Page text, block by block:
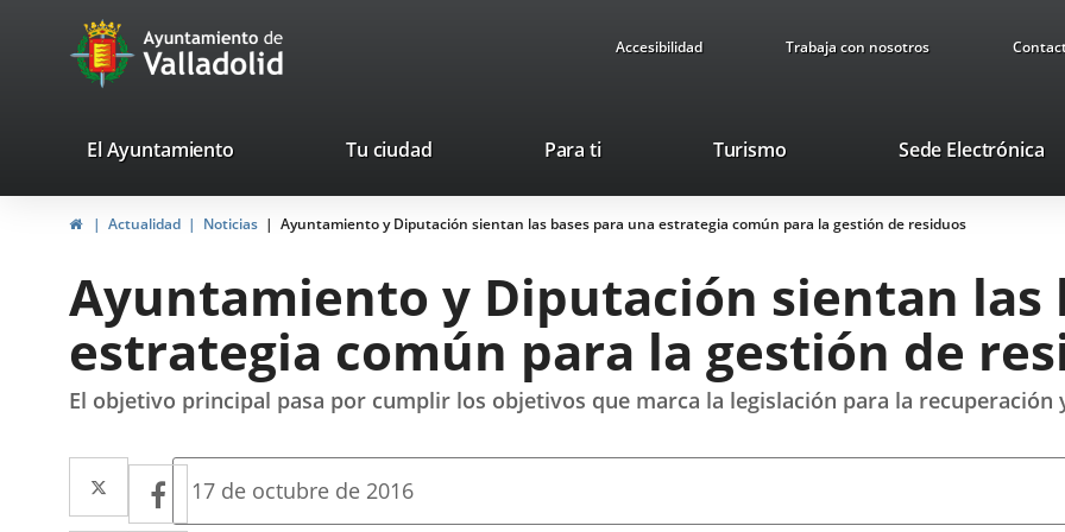
Portal
Web
Ayuntamiento
de
Accesibilidad Trabaja con nosotros
valladolid.es
El Ayuntamiento Tu ciudad Para ti TurismoEste
se
abrirá
una
ventana
nueva.
Sede Electrónica
InicioActualidad Noticias Ayuntamiento y Diputación sientan las bases para una estrategia común para la gestión de residuos
Ayuntamiento y Diputación sientan las
estrategia común para la gestión de
El objetivo principal pasa por cumplir los objetivos que marca la legislación para la recuperación
Twitter
Enlace
a
Facebook
Enlace
Fecha
17 de octubre de 2016